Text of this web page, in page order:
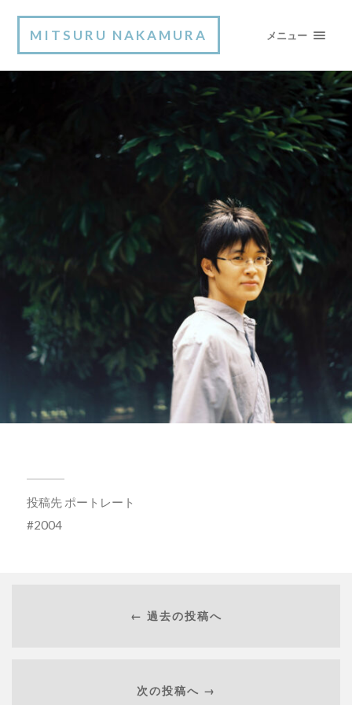
MITSURU NAKAMURA メニュー
投稿先 ポートレート
2004
← 過去の投稿へ
次の投稿へ →